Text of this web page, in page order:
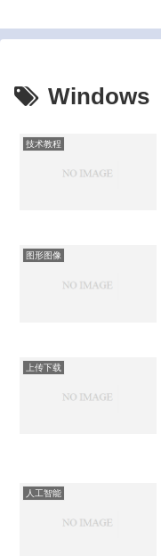
Windows
技术教程
图形图像
上传下载
人工智能